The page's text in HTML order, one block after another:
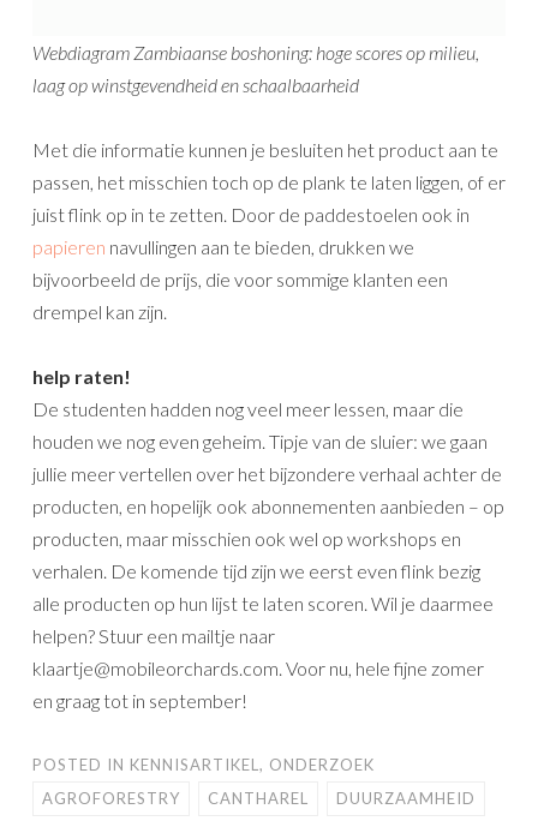
Webdiagram Zambiaanse boshoning: hoge scores op milieu,
laag op winstgevendheid en schaalbaarheid
Met die informatie kunnen je besluiten het product aan te
passen, het misschien toch op de plank te laten liggen, of er
juist flink op in te zetten. Door de paddestoelen ook in
papieren navullingen aan te bieden, drukken we
bijvoorbeeld de prijs, die voor sommige klanten een
drempel kan zijn.
help raten!
De studenten hadden nog veel meer lessen, maar die
houden we nog even geheim. Tipje van de sluier: we gaan
jullie meer vertellen over het bijzondere verhaal achter de
producten, en hopelijk ook abonnementen aanbieden – op
producten, maar misschien ook wel op workshops en
verhalen. De komende tijd zijn we eerst even flink bezig
alle producten op hun lijst te laten scoren. Wil je daarmee
helpen? Stuur een mailtje naar
klaartje@mobileorchards.com. Voor nu, hele fijne zomer
en graag tot in september!
POSTED IN KENNISARTIKEL , ONDERZOEK
AGROFORESTRY
CANTHAREL DUURZAAMHEID